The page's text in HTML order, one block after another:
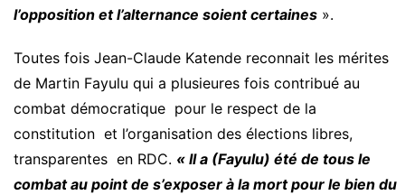
l’opposition et l’alternance soient certaines ».
Toutes fois Jean-Claude Katende reconnait les mérites
de Martin Fayulu qui a plusieures fois contribué au
combat démocratique pour le respect de la
constitution et l’organisation des élections libres,
transparentes en RDC. « Il a (Fayulu) été de tous le
combat au point de s’exposer à la mort pour le bien du